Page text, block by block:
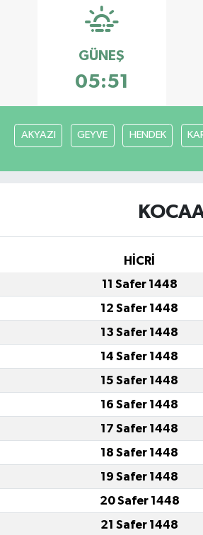
GÜNEŞ
05:51
AKYAZI GEYVE HENDEK
HİCRİ
11 Safer 1448
12 Safer 1448
13 Safer 1448
14 Safer 1448
15 Safer 1448
16 Safer 1448
17 Safer 1448
18 Safer 1448
19 Safer 1448
20 Safer 1448
21 Safer 1448